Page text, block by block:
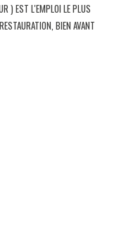
) EST L'EMPLOI LE PLUS
BIEN AVANT